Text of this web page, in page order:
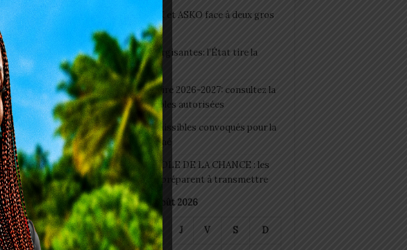
Interclubs CAF: ASCK et ASKO face à deux gros
morceaux
Togo/ Boissons énergisantes: l’État tire la
sonnette d’alarme
Togo/ Rentrée scolaire 2026-2027: consultez la
liste officielle des écoles autorisées
ESSAL 2026 : les admissibles convoqués pour la
visite médicale à Lomé
SWEDD+ Togo / ECOLE DE LA CHANCE : les
maitres-artisans se préparent à transmettre
août 2026
L M M J V S D